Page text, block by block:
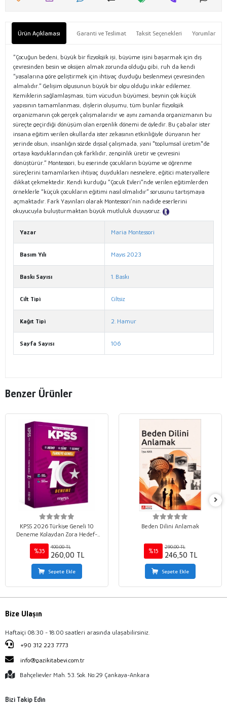
Ürün Açıklaması Garanti ve Teslimat Taksit Seçenekleri Yorumlar
“Çocuğun bedeni, büyük bir fizyolojik işi, büyüme işini başarmak için dış
çevresinden besin ve oksijen almak zorunda olduğu gibi, ruh da kendi
“yasalarına göre geliştirmek için ihtiyaç duyduğu beslenmeyi çevresinden
almalıdır.” Gelişim olgusunun büyük bir olgu olduğu inkâr edilemez.
Kemiklerin sağlamlaşması, tüm vücudun büyümesi, beynin çok küçük
yapısının tamamlanması, dişlerin oluşumu, tüm bunlar fizyolojik
organizmanın çok gerçek çalışmalarıdır ve aynı zamanda organizmanın bu
süreçte geçirdiği dönüşüm olan ergenlik dönemi de öyledir. Bu çabalar ister
insana eğitim verilen okullarda ister zekasının etkinliğiyle dünyanın her
yerinde olsun, insanlığın sözde dışsal çalışmada, yani "toplumsal üretim"de
ortaya koyduklarından çok farklıdır, zenginlik üretir ve çevresini
dönüştürür.” Montessori, bu eserinde çocukların büyüme ve öğrenme
süreçlerini tamamlarken ihtiyaç duydukları nesnelere, eğitici materyallere
dikkat çekmektedir. Kendi kurduğu “Çocuk Evleri”nde verilen eğitimlerden
örneklerle “küçük çocukların eğitimi nasıl olmalıdır” sorusunu tartışmaya
açmaktadır. Fark Yayınları olarak Montessori’nin nadide eserlerini
okuyucuyla buluşturmaktan büyük mutluluk duyuyoruz.
Yazar Maria Montessori
Basım Yılı Mayıs 2023
Baskı Sayısı 1. Baskı
Cilt Tipi Ciltsiz
Kağıt Tipi 2. Hamur
Sayfa Sayısı 106
Benzer Ürünler
KPSS 2026 Türkiye Geneli 10
Deneme Kolaydan Zora Hedef-
Süre-Sonuç
%35
400,00 TL
260,00 TL
Sepete Ekle
Beden Dilini Anlamak
%15
290,00 TL
246,50 TL
Sepete Ekle
Bize Ulaşın
Haftaiçi 08:30 - 18:00 saatleri arasında ulaşabilirsiniz.
+90 312 223 7773
info@gazikitabevi.com.tr
Bahçelievler Mah. 53. Sok. No:29 Çankaya-Ankara
Bizi Takip Edin